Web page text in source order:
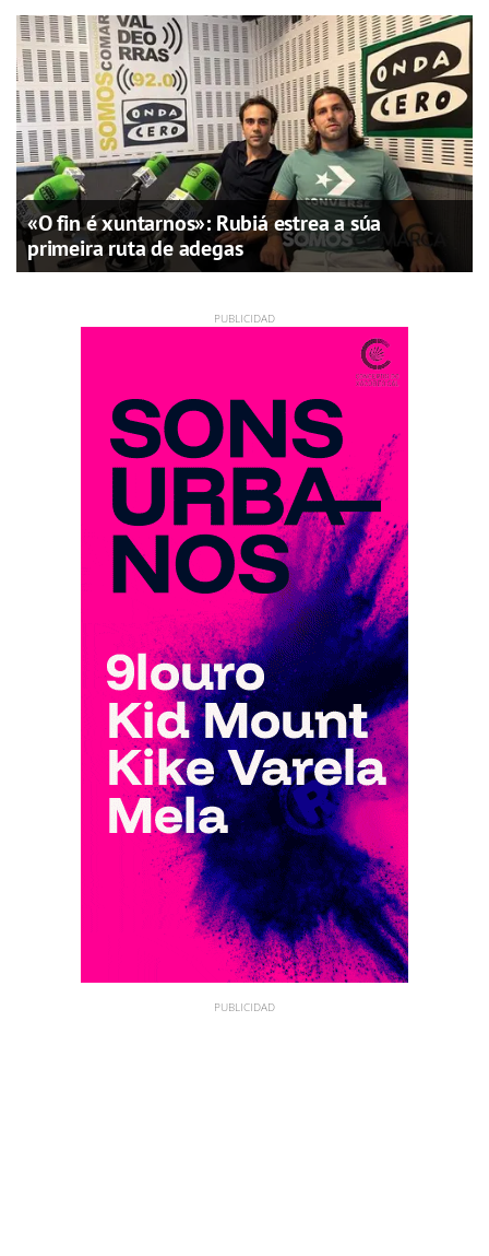
«O fin é xuntarnos»: Rubiá estrea a súa
primeira ruta de adegas